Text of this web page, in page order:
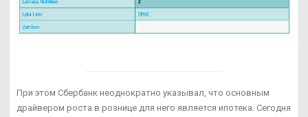
При этом Сбербанк неоднократно указывал, что основным
драйвером роста в рознице для него является ипотека. Сегодня